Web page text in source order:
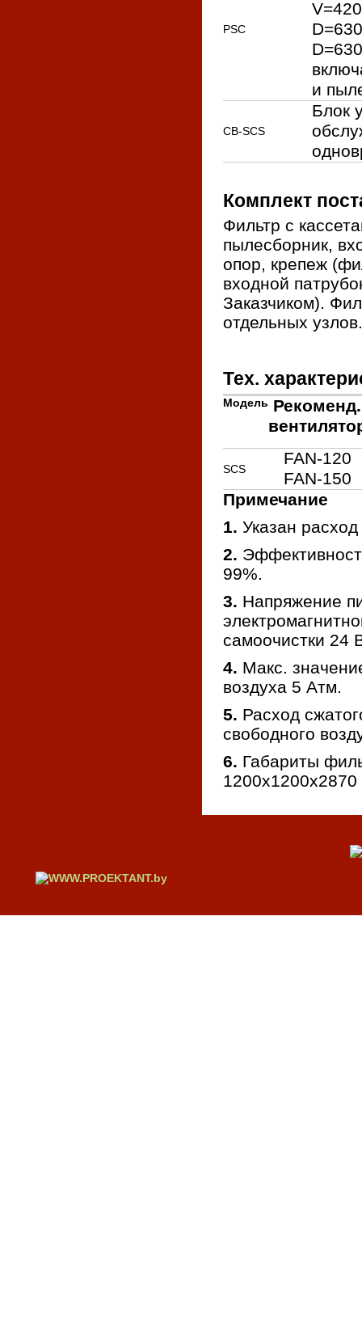
PSC
и
CB-SCS
Блок
Комплект
Фильтр с
пылесборник,
опор, крепеж
входной
Заказчиком).
отдельных узлов.
Тех.
Модель Рекоменд.
SCS
FAN-120
FAN-150
Примечание
1. Указан
2.
99%.
3. Напряжение
самоочистки 24
4. Макс.
воздуха 5 Атм.
5. Расход
свободного
6. Габариты